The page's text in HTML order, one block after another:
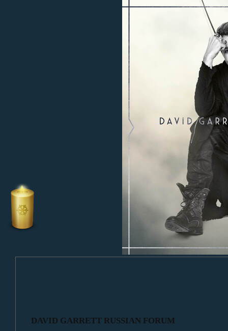
DAVID GARRETT RUSSIAN FORUM